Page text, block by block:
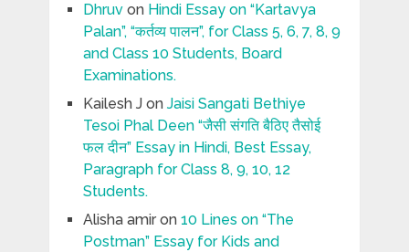
Dhruvon Hindi Essay on “Kartavya
Palan”, “कर्तव्य पालन”, for Class 5, 6, 7, 8, 9
and Class 10 Students, Board
Examinations.
Kailesh Jon Jaisi Sangati Bethiye
Tesoi Phal Deen “जैसी संगति बैठिए तैसोई
फल दीन” Essay in Hindi, Best Essay,
Paragraph for Class 8, 9, 10, 12
Students.
Alisha amiron 10 Lines on “The
Postman” Essay for Kids and